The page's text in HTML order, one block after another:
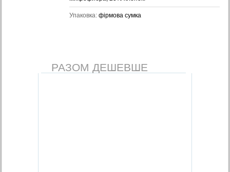
Упаковка: фірмова сумка
РАЗОМ ДЕШЕВШЕ